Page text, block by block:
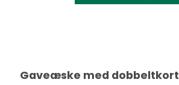
Gaveæske med dobbeltkort